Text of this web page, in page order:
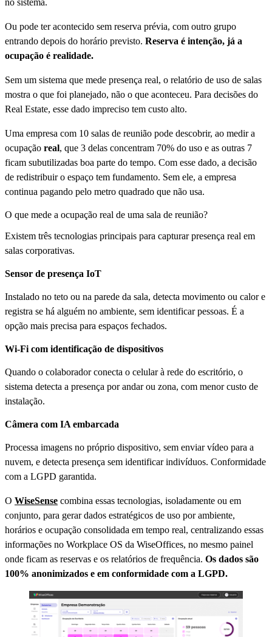
no sistema.
Ou pode ter acontecido sem reserva prévia, com outro grupo
entrando depois do horário previsto. Reserva é intenção, já a
ocupação é realidade.
Sem um sistema que mede presença real, o relatório de uso de salas
mostra o que foi planejado, não o que aconteceu. Para decisões do
Real Estate, esse dado impreciso tem custo alto.
Uma empresa com 10 salas de reunião pode descobrir, ao medir a
ocupação real, que 3 delas concentram 70% do uso e as outras 7
ficam subutilizadas boa parte do tempo. Com esse dado, a decisão
de redistribuir o espaço tem fundamento. Sem ele, a empresa
continua pagando pelo metro quadrado que não usa.
O que mede a ocupação real de uma sala de reunião?
Existem três tecnologias principais para capturar presença real em
salas corporativas.
Sensor de presença IoT
Instalado no teto ou na parede da sala, detecta movimento ou calor e
registra se há alguém no ambiente, sem identificar pessoas. É a
opção mais precisa para espaços fechados.
Wi-Fi com identificação de dispositivos
Quando o colaborador conecta o celular à rede do escritório, o
sistema detecta a presença por andar ou zona, com menor custo de
instalação.
Câmera com IA embarcada
Processa imagens no próprio dispositivo, sem enviar vídeo para a
nuvem, e detecta presença sem identificar indivíduos. Conformidade
com a LGPD garantida.
O WiseSense combina essas tecnologias, isoladamente ou em
conjunto, para gerar dados estratégicos de uso por ambiente,
horários e ocupação consolidada em tempo real, centralizando essas
informações no Workplace OS da WiseOffices, no mesmo painel
onde ficam as reservas e os relatórios de frequência. Os dados são
100% anonimizados e em conformidade com a LGPD.